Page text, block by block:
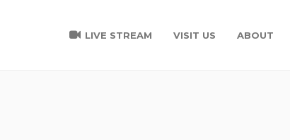
LIVE STREAM VISIT US ABOUT